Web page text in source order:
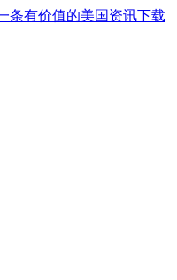
条有价值的美国资讯下载